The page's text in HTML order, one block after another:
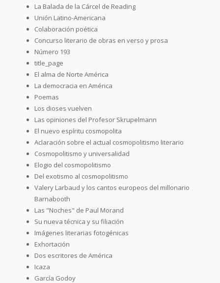
La Balada de la Cárcel de Reading
Unión Latino-Americana
Colaboración poética
Concurso literario de obras en verso y prosa
Número 193
title_page
El alma de Norte América
La democracia en América
Poemas
Los dioses vuelven
Las opiniones del Profesor Skrupelmann
El nuevo espíritu cosmopolita
Aclaración sobre el actual cosmopolitismo literario
Cosmopolitismo y universalidad
Elogio del cosmopolitismo
Del exotismo al cosmopolitismo
Valery Larbaud y los cantos europeos del millonario
Barnabooth
Las "Noches" de Paul Morand
Su nueva técnica y su filiación
Imágenes literarias fotogénicas
Exhortación
Dos escritores de América
Icaza
García Godoy